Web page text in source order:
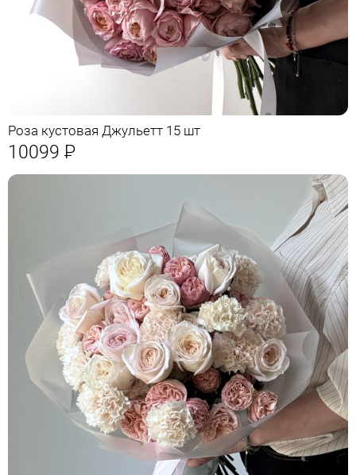
Роза кустовая Джульетт 15 шт
10099 Р